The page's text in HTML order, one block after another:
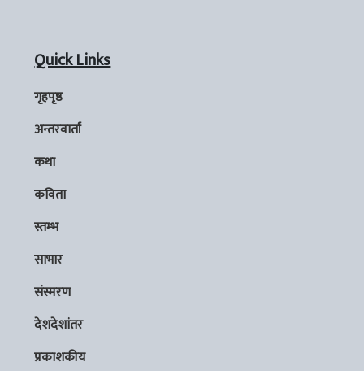
Quick Links
गृहपृष्ठ
अन्तरवार्ता
कथा
कविता
स्तम्भ
साभार
संस्मरण
देशदेशांतर
प्रकाशकीय